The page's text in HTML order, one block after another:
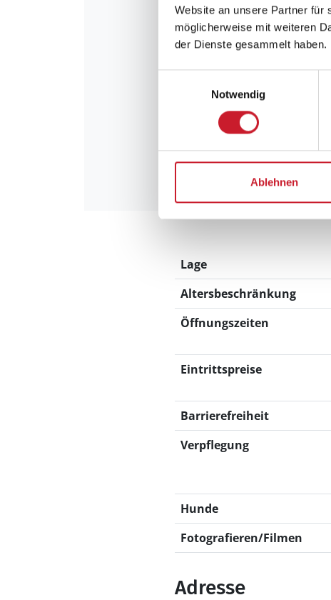
Website an unsere Partner für
möglicherweise mit weiteren
der Dienste gesammelt haben.
Notwendig
Ablehnen
Kaj Munks
Lage
Altersbeschränkung
Öffnungszeiten
Eintrittspreise
Barrierefreiheit
Verpflegung
Hunde
Fotografieren/Filmen
Adresse